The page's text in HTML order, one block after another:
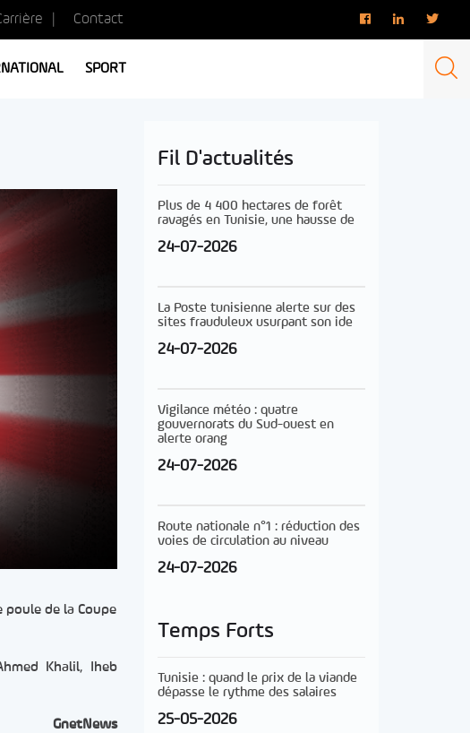
Contact
SPORT
de la Coupe
Khalil, Iheb
GnetNews
Fil D'actualités
Plus de 4 400 hectares de forêt
ravagés en Tunisie, une hausse de
24-07-2026
La Poste tunisienne alerte sur des
sites frauduleux usurpant son ide
24-07-2026
Vigilance météo : quatre
gouvernorats du Sud-ouest en
alerte orang
24-07-2026
Route nationale n°1 : réduction des
voies de circulation au niveau
24-07-2026
Temps Forts
Tunisie : quand le prix de la viande
dépasse le rythme des salaires
25-05-2026